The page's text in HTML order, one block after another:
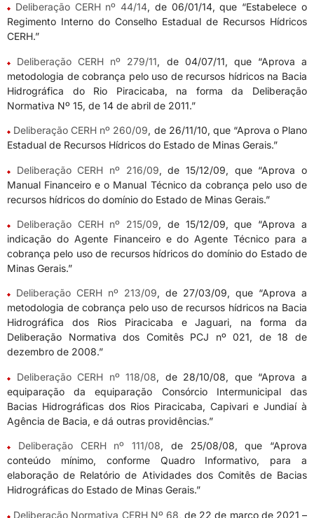
Deliberação CERH nº 44/14, de 06/01/14, que “Estabelece o
Regimento Interno do Conselho Estadual de Recursos Hídricos
CERH.”
Deliberação CERH nº 279/11, de 04/07/11, que “Aprova a
metodologia de cobrança pelo uso de recursos hídricos na Bacia
Hidrográfica do Rio Piracicaba, na forma da Deliberação
Normativa Nº 15, de 14 de abril de 2011.”
Deliberação CERH nº 260/09, de 26/11/10, que “Aprova o Plano
Estadual de Recursos Hídricos do Estado de Minas Gerais.”
Deliberação CERH nº 216/09, de 15/12/09, que “Aprova o
Manual Financeiro e o Manual Técnico da cobrança pelo uso de
recursos hídricos do domínio do Estado de Minas Gerais.”
Deliberação CERH nº 215/09, de 15/12/09, que “Aprova a
indicação do Agente Financeiro e do Agente Técnico para a
cobrança pelo uso de recursos hídricos do domínio do Estado de
Minas Gerais.”
Deliberação CERH nº 213/09, de 27/03/09, que “Aprova a
metodologia de cobrança pelo uso de recursos hídricos na Bacia
Hidrográfica dos Rios Piracicaba e Jaguari, na forma da
Deliberação Normativa dos Comitês PCJ nº 021, de 18 de
dezembro de 2008.”
Deliberação CERH nº 118/08, de 28/10/08, que “Aprova a
equiparação da equiparação Consórcio Intermunicipal das
Bacias Hidrográficas dos Rios Piracicaba, Capivari e Jundiaí à
Agência de Bacia, e dá outras providências.”
Deliberação CERH nº 111/08, de 25/08/08, que “Aprova
conteúdo mínimo, conforme Quadro Informativo, para a
elaboração de Relatório de Atividades dos Comitês de Bacias
Hidrográficas do Estado de Minas Gerais.”
Deliberação Normativa CERH Nº 68, de 22 de março de 2021 –